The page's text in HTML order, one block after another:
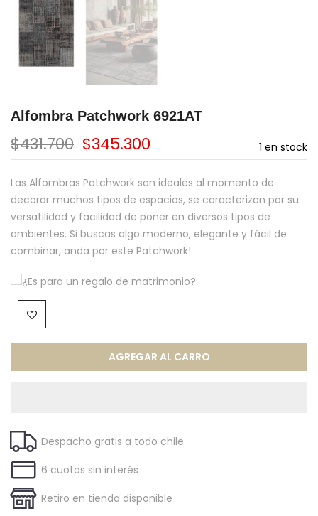
Alfombra Patchwork 6921AT
1 en stock
$431.700 $345.300
Las Alfombras Patchwork son ideales al momento de
decorar muchos tipos de espacios, se caracterizan por su
versatilidad y facilidad de poner en diversos tipos de
ambientes. Si buscas algo moderno, elegante y fácil de
combinar, anda por este Patchwork!
¿Es para un regalo de matrimonio?
AGREGAR AL CARRO
Despacho gratis a todo chile
6 cuotas sin interés
Retiro en tienda disponible